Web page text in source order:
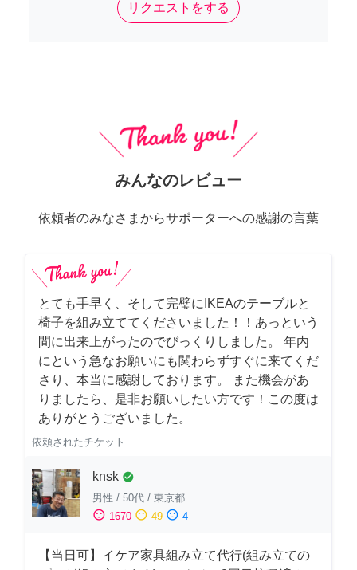
リクエストをする
みんなのレビュー
依頼者のみなさまからサポーターへの感謝の言葉
とても手早く、そして完璧にIKEAのテーブルと
椅子を組み立ててくださいました！！あっという
間に出来上がったのでびっくりしました。 年内
にという急なお願いにも関わらずすぐに来てくだ
さり、本当に感謝しております。 また機会があ
りましたら、是非お願いしたい方です！この度は
ありがとうございました。
依頼されたチケット
knsk check_circle
男性 / 50代 / 東京都
sentiment_satisfied 1670 sentiment_neutral 49 sentiment_dissatisfied 4
【当日可】イケア家具組み立て代行(組み立ての